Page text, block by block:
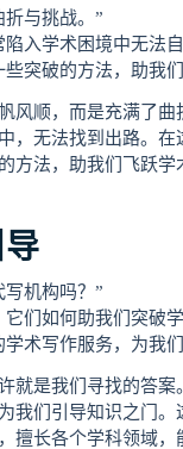
与挑战。”
入学术困境中无法
些突破的方法，助我
风顺，而是充满了曲
，无法找到出路。在
方法，助我们飞跃学
机构吗？”
它们如何助我们突破
学术写作服务，为我
就是我们寻找的答案
我们引导知识之门。
擅长各个学科领域，